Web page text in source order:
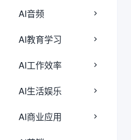
AI音频
AI教育学习
AI工作效率
AI生活娱乐
AI商业应用